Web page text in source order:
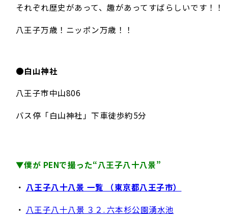
それぞれ歴史があって、趣があってすばらしいです！！
八王子万歳！ニッポン万歳！！
●白山神社
八王子市中山806
バス停「白山神社」下車徒歩約5分
▼僕が PENで撮った“八王子八十八景”
・ 八王子八十八景 一覧 （東京都八王子市）
・ 八王子八十八景 ３２. 六本杉公園湧水池